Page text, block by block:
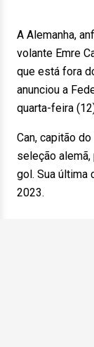
A Alemanha,
volante Emre
que está fora
anunciou a
quarta-feira
Can, capitão
seleção
gol. Sua última
2023.